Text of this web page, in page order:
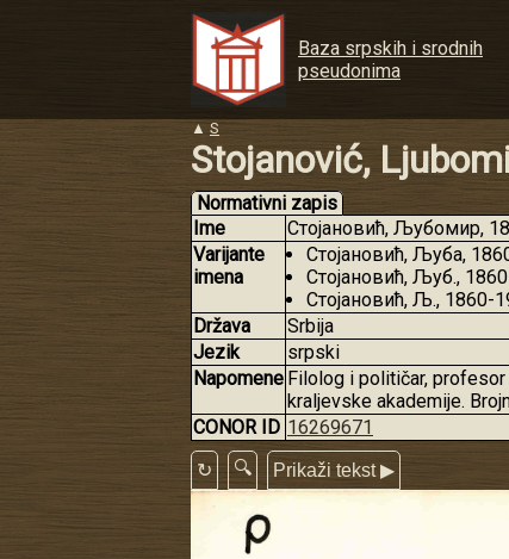
Baza srpskih i srodnih
pseudonima
▲ S
Stojanović,
Normativni zapis
Ime
Стојановић, Љубомир,
Varijante
imena
Стојановић, Љуба,
Стојановић, Љуб.,
Стојановић, Љ., 1860-
Država
Srbija
Jezik
srpski
Napomene Filolog i političar,
kraljevske akademije.
CONOR ID 16269671